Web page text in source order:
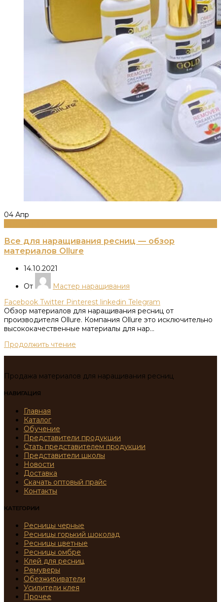
04 Апр
Все для наращивания ресниц — обзор
материалов Ollure
14.10.2021
От
Мастер наращивания
Facebook Twitter Pinterest linkedin Telegram
Обзор материалов для наращивания ресниц от
производителя Ollure. Компания Ollure это исключительно
высококачественные материалы для нар...
Продолжить чтение
Продажа материалов для наращивания ресниц
НАВИГАЦИЯ
Главная
Каталог
Обучение
Представители продукции
Стать представителем продукции
Представители школы
Новости
Доставка
Скачать оптовый прайс
Контакты
КАТЕГОРИИ
Ресницы черные
Ресницы горький шоколад
Ресницы цветные
Ресницы омбре
Клей для ресниц
Ремуверы
Обезжириватели
Усилители клея
Прочее